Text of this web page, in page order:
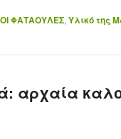
ΟΙ ΦΑΤΑΟΥΛΕΣ, Υλικό της
αρχαία